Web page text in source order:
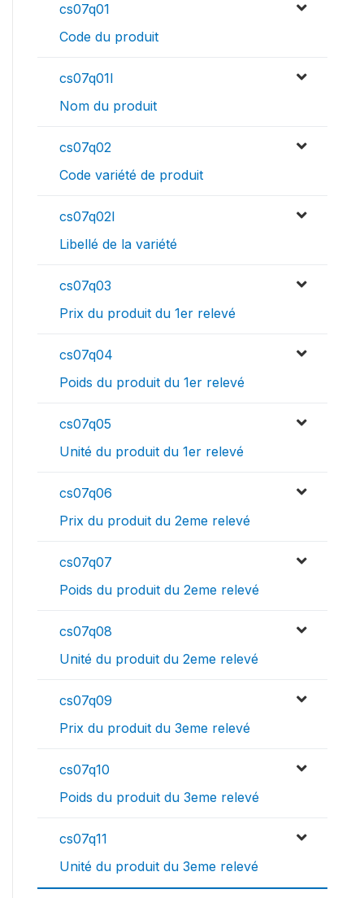
cs07q01
Code du produit
cs07q01l
Nom du produit
cs07q02
Code variété de produit
cs07q02l
Libellé de la variété
cs07q03
Prix du produit du 1er relevé
cs07q04
Poids du produit du 1er relevé
cs07q05
Unité du produit du 1er relevé
cs07q06
Prix du produit du 2eme relevé
cs07q07
Poids du produit du 2eme relevé
cs07q08
Unité du produit du 2eme relevé
cs07q09
Prix du produit du 3eme relevé
cs07q10
Poids du produit du 3eme relevé
cs07q11
Unité du produit du 3eme relevé